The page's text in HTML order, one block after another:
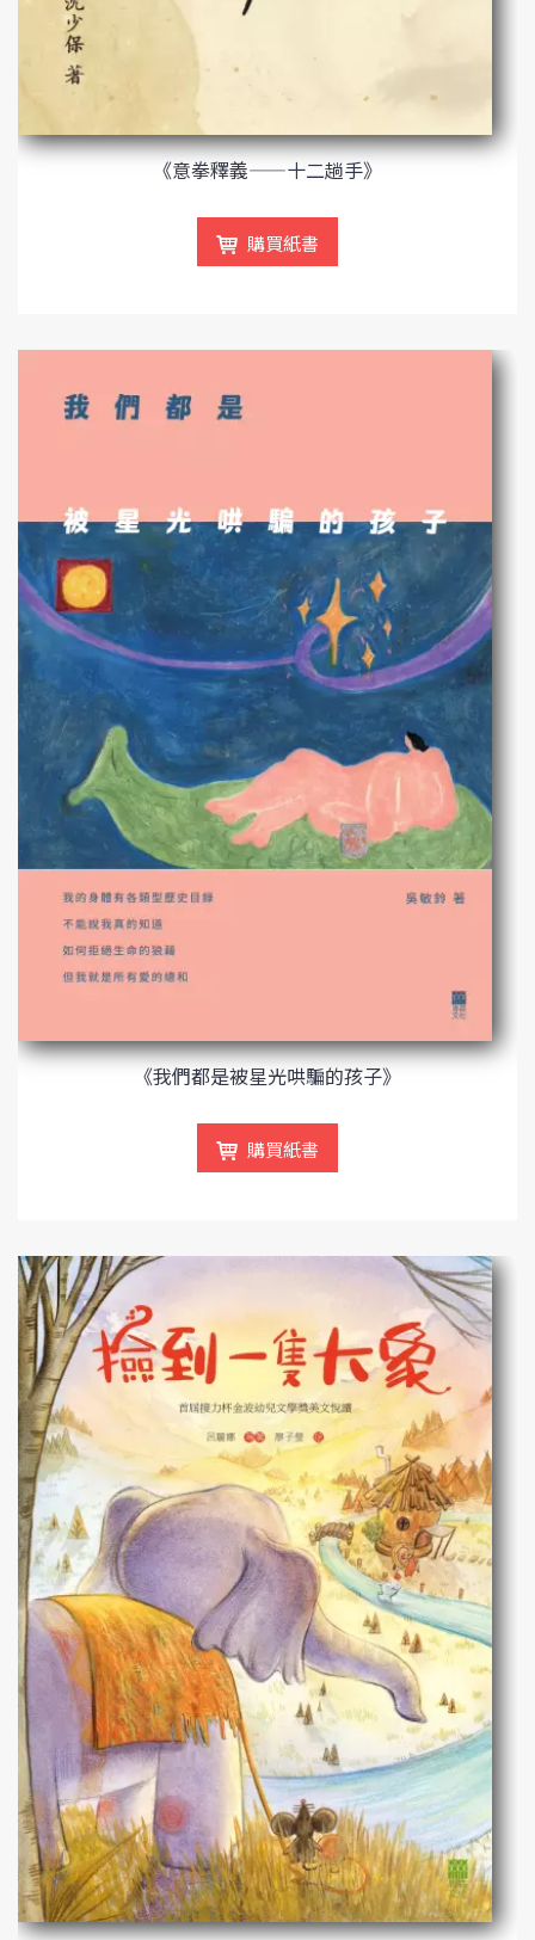
《意拳釋義——十二趟手》
購買紙書
《我們都是被星光哄騙的孩子》
購買紙書